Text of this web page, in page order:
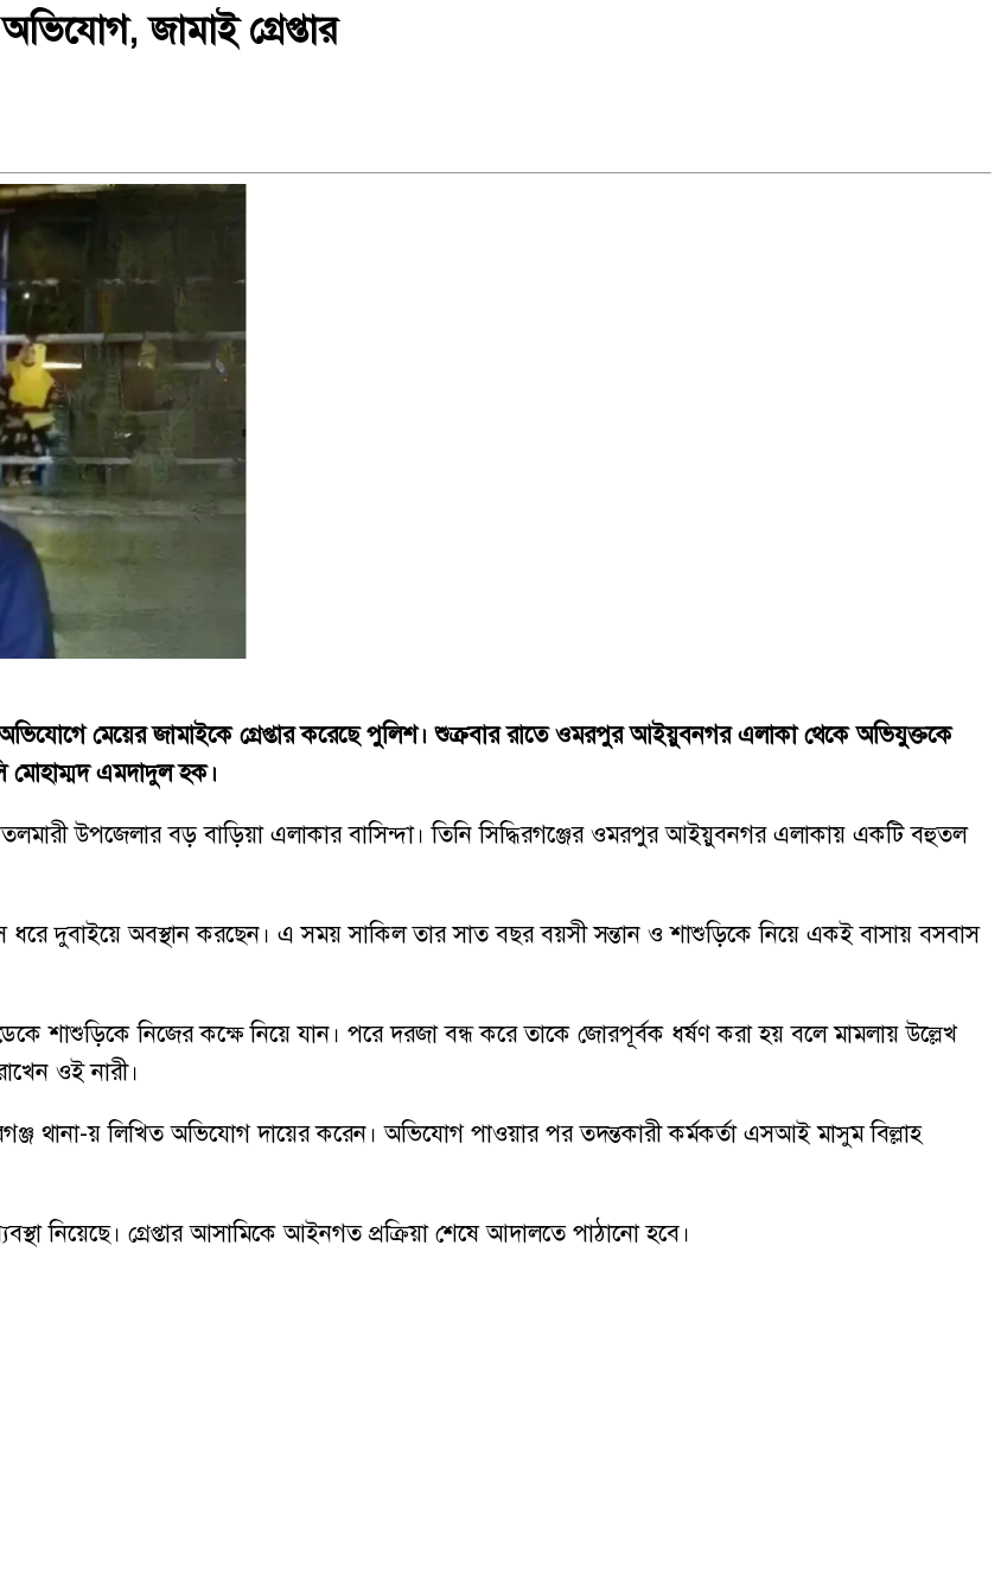
অভিযোগ, জামাই গ্রেপ্তার
মেয়ের জামাইকে গ্রেপ্তার করেছে পুলিশ। শুক্রবার রাতে ওমরপুর আইয়ুবনগর এলাকা থেকে অভিযুক্তকে
মোহাম্মদ এমদাদুল হক।
উপজেলার বড় বাড়িয়া এলাকার বাসিন্দা। তিনি সিদ্ধিরগঞ্জের ওমরপুর আইয়ুবনগর এলাকায় একটি বহুতল
ধরে দুবাইয়ে অবস্থান করছেন। এ সময় সাকিল তার সাত বছর বয়সী সন্তান ও শাশুড়িকে নিয়ে একই বাসায় বসবাস
শাশুড়িকে নিজের কক্ষে নিয়ে যান। পরে দরজা বন্ধ করে তাকে জোরপূর্বক ধর্ষণ করা হয় বলে মামলায় উল্লেখ
ওই নারী।
থানা-য় লিখিত অভিযোগ দায়ের করেন। অভিযোগ পাওয়ার পর তদন্তকারী কর্মকর্তা এসআই মাসুম বিল্লাহ
নিয়েছে। গ্রেপ্তার আসামিকে আইনগত প্রক্রিয়া শেষে আদালতে পাঠানো হবে।